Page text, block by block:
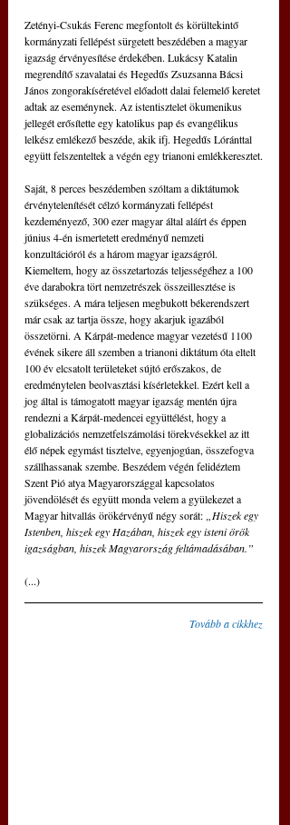
Zetényi-Csukás Ferenc megfontolt és körültekintő
kormányzati fellépést sürgetett beszédében a magyar
igazság érvényesítése érdekében. Lukácsy Katalin
megrendítő szavalatai és Hegedűs Zsuzsanna Bácsi
János zongorakíséretével előadott dalai felemelő keretet
adtak az eseménynek. Az istentisztelet ökumenikus
jellegét erősítette egy katolikus pap és evangélikus
lelkész emlékező beszéde, akik ifj. Hegedűs Lóránttal
együtt felszenteltek a végén egy trianoni emlékkeresztet.
Saját, 8 perces beszédemben szóltam a diktátumok
érvénytelenítését célzó kormányzati fellépést
kezdeményező, 300 ezer magyar által aláírt és éppen
június 4-én ismertetett eredményű nemzeti
konzultációról és a három magyar igazságról.
Kiemeltem, hogy az összetartozás teljességéhez a 100
éve darabokra tört nemzetrészek összeillesztése is
szükséges. A mára teljesen megbukott békerendszert
már csak az tartja össze, hogy akarjuk igazából
összetörni. A Kárpát-medence magyar vezetésű 1100
évének sikere áll szemben a trianoni diktátum óta eltelt
100 év elcsatolt területeket sújtó erőszakos, de
eredménytelen beolvasztási kísérletekkel. Ezért kell a
jog által is támogatott magyar igazság mentén újra
rendezni a Kárpát-medencei együttélést, hogy a
globalizációs nemzetfelszámolási törekvésekkel az itt
élő népek egymást tisztelve, egyenjogúan, összefogva
szállhassanak szembe. Beszédem végén felidéztem
Szent Pió atya Magyarországgal kapcsolatos
jövendölését és együtt monda velem a gyülekezet a
Magyar hitvallás örökérvényű négy sorát:
„Hiszek egy
Istenben, hiszek egy Hazában, hiszek egy isteni örök
igazságban, hiszek Magyarország feltámadásában.”
(...)
Tovább a cikkhez